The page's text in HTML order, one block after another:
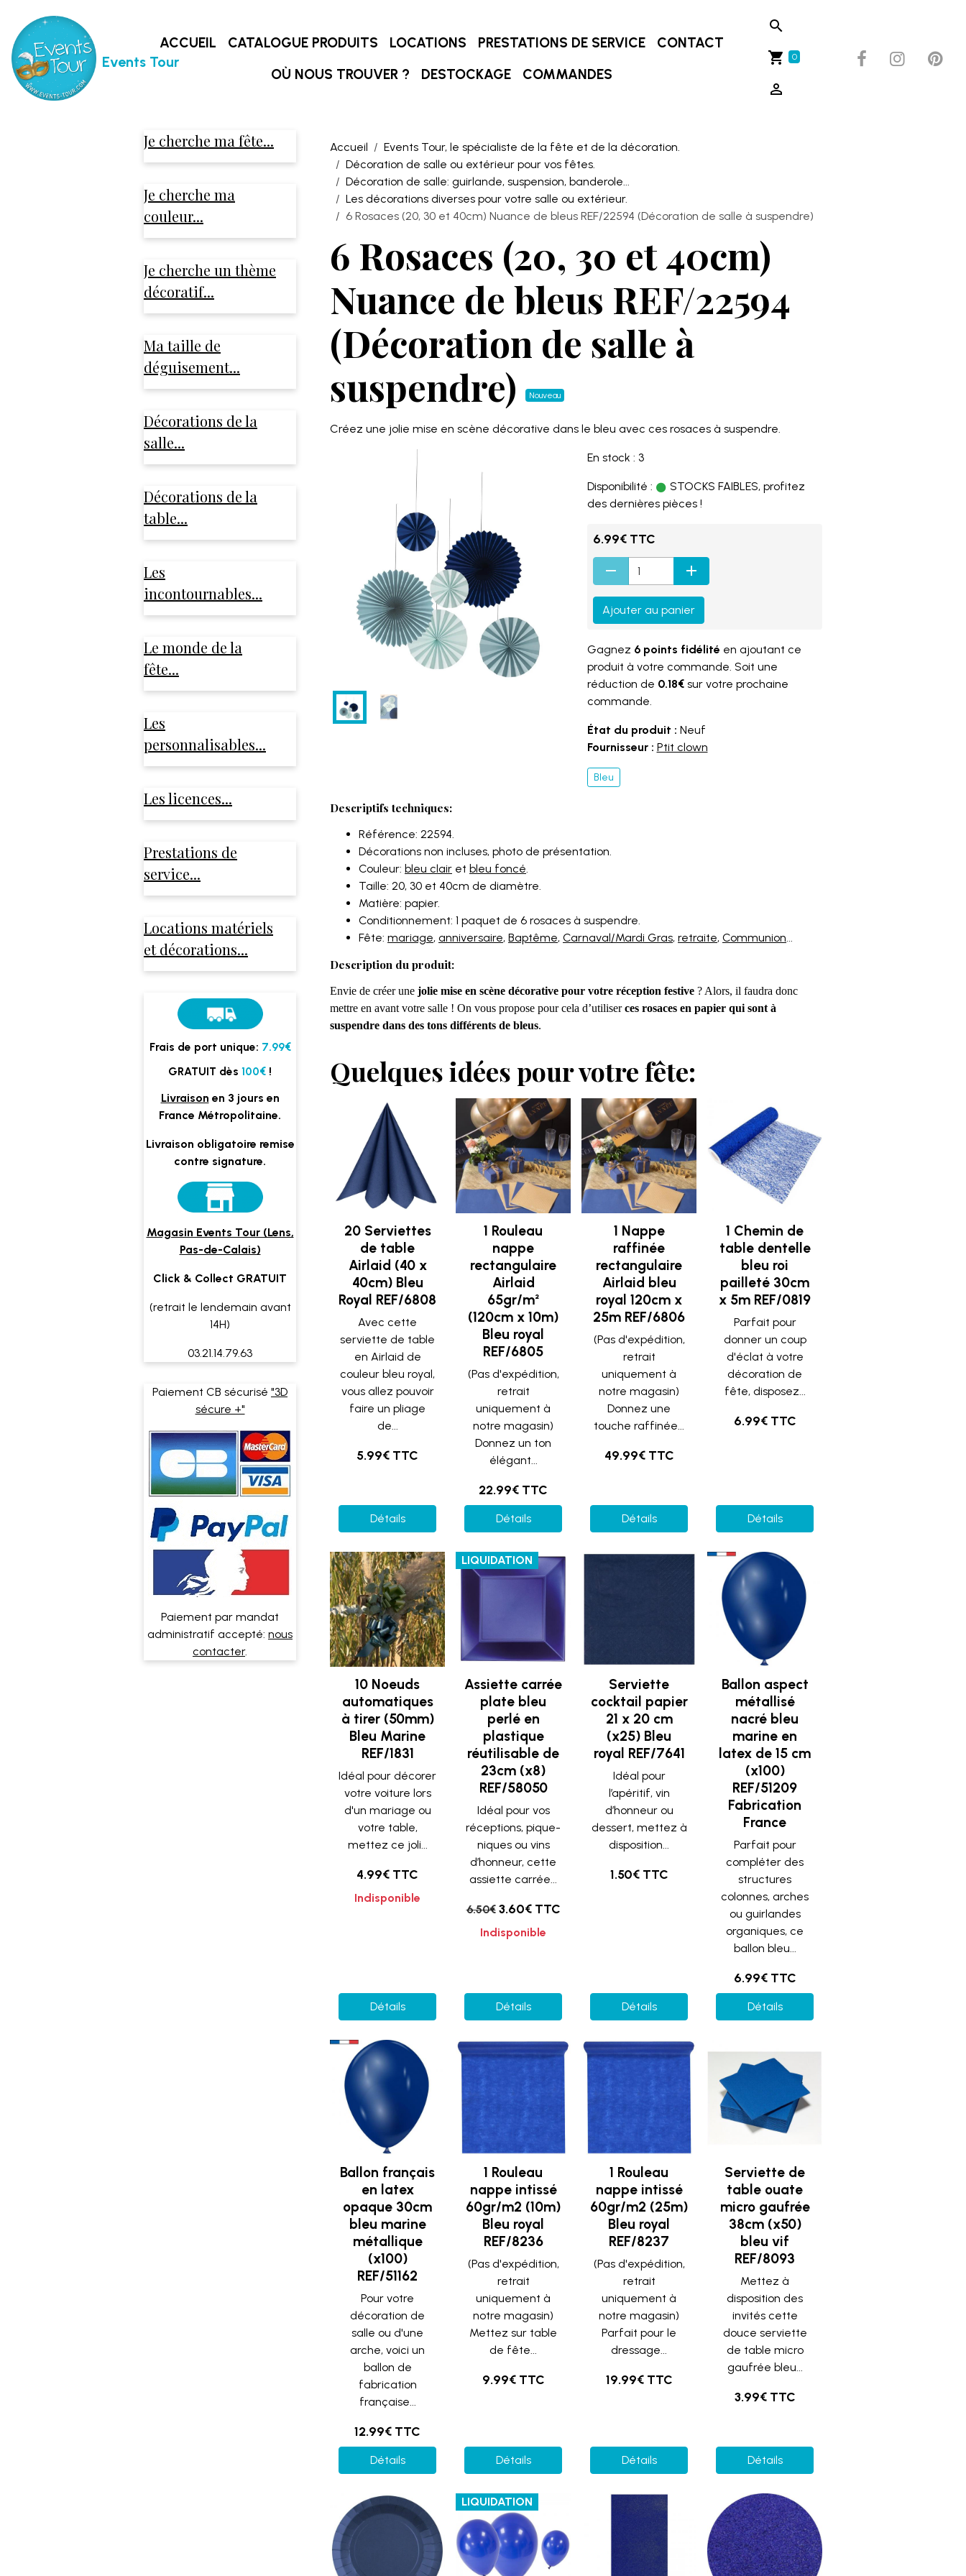
Events Tour
ACCUEIL CATALOGUE PRODUITS LOCATIONS PRESTATIONS DE SERVICE
CONTACT
OÙ NOUS TROUVER ?
DESTOCKAGE COMMANDES
0
Accueil
Events Tour, le spécialiste de la fête et de la décoration.
Décoration de salle ou extérieur pour vos fêtes.
Décoration de salle: guirlande, suspension, banderole...
Les décorations diverses pour votre salle ou extérieur.
6 Rosaces (20, 30 et 40cm) Nuance de bleus REF/22594 (Décoration de salle à suspendre)
6 Rosaces (20, 30 et 40cm)
Nuance de bleus REF/22594
(Décoration de salle à
suspendre)
Nouveau
Créez une jolie mise en scène décorative dans le bleu avec ces rosaces à suspendre.
En stock : 3
Disponibilité :
STOCKS FAIBLES, profitez
des dernières pièces !
6.99€ TTC
Ajouter au panier
Gagnez 6 points fidélité en ajoutant ce
produit à votre commande. Soit une
réduction de 0.18€sur votre prochaine
commande.
État du produit : Neuf
Fournisseur : Ptit clown
Bleu
Descriptifs techniques:
Référence: 22594.
Décorations non incluses, photo de présentation.
Couleur: bleu clair et bleu foncé.
Taille: 20, 30 et 40cm de diamètre.
Matière: papier.
Conditionnement: 1 paquet de 6 rosaces à suspendre.
Fête: mariage, anniversaire, Baptême, Carnaval/Mardi Gras, retraite, Communion...
Description du produit:
Envie de créer une jolie mise en scène décorative pour votre réception festive ? Alors, il faudra donc
mettre en avant votre salle ! On vous propose pour cela d’utiliserces rosaces en papier qui sont à
suspendre dans des tons différents de bleus.
Quelques idées pour votre fête:
20 Serviettes
de table
Airlaid (40 x
40cm) Bleu
Royal REF/6808
Avec cette
serviette de table
en Airlaid de
couleur bleu royal,
vous allez pouvoir
faire un pliage
de...
5.99€ TTC
Détails
1 Rouleau
nappe
rectangulaire
Airlaid
65gr/m²
(120cm x 10m)
Bleu royal
REF/6805
(Pas d'expédition,
retrait
uniquement à
notre magasin)
Donnez un ton
élégant...
22.99€ TTC
Détails
1 Nappe
raffinée
rectangulaire
Airlaid bleu
royal 120cm x
25m REF/6806
(Pas d'expédition,
retrait
uniquement à
notre magasin)
Donnez une
touche raffinée...
49.99€ TTC
Détails
1 Chemin de
table dentelle
bleu roi
pailleté 30cm
x 5m REF/0819
Parfait pour
donner un coup
d'éclat à votre
décoration de
fête, disposez...
6.99€ TTC
Détails
10 Noeuds
automatiques
à tirer (50mm)
Bleu Marine
REF/1831
Idéal pour décorer
votre voiture lors
d'un mariage ou
votre table,
mettez ce joli...
4.99€ TTC
Indisponible
Détails
LIQUIDATION
Assiette carrée
plate bleu
perlé en
plastique
réutilisable de
23cm (x8)
REF/58050
Idéal pour vos
réceptions, pique-
niques ou vins
d’honneur, cette
assiette carrée...
6.50€ 3.60€ TTC
Indisponible
Détails
Serviette
cocktail papier
21 x 20 cm
(x25) Bleu
royal REF/7641
Idéal pour
l’apéritif, vin
d’honneur ou
dessert, mettez à
disposition...
1.50€ TTC
Détails
Ballon aspect
métallisé
nacré bleu
marine en
latex de 15 cm
(x100)
REF/51209
Fabrication
France
Parfait pour
compléter des
structures
colonnes, arches
ou guirlandes
organiques, ce
ballon bleu...
6.99€ TTC
Détails
Ballon français
en latex
opaque 30cm
bleu marine
métallique
(x100)
REF/51162
Pour votre
décoration de
salle ou d'une
arche, voici un
ballon de
fabrication
française...
12.99€ TTC
Détails
1 Rouleau
nappe intissé
60gr/m2 (10m)
Bleu royal
REF/8236
(Pas d'expédition,
retrait
uniquement à
notre magasin)
Mettez sur table
de fête...
9.99€ TTC
Détails
1 Rouleau
nappe intissé
60gr/m2 (25m)
Bleu royal
REF/8237
(Pas d'expédition,
retrait
uniquement à
notre magasin)
Parfait pour le
dressage...
19.99€ TTC
Détails
Serviette de
table ouate
micro gaufrée
38cm (x50)
bleu vif
REF/8093
Mettez à
disposition des
invités cette
douce serviette
de table micro
gaufrée bleu...
3.99€ TTC
Détails
LIQUIDATION
Je cherche ma fête...
Je cherche ma
couleur...
Je cherche un thème
décoratif...
Ma taille de
déguisement...
Décorations de la
salle...
Décorations de la
table...
Les
incontournables...
Le monde de la
fête...
Les
personnalisables...
Les licences...
Prestations de
service...
Locations matériels
et décorations...
Frais de port unique: 7.99€
GRATUIT dès 100€ !
Livraison en 3 jours en
France Métropolitaine.
Livraison obligatoire remise
contre signature.
Magasin Events Tour (Lens,
Pas-de-Calais)
Click & Collect GRATUIT
(retrait le lendemain avant
14H)
03.21.14.79.63
Paiement CB sécurisé "3D
sécure +"
Paiement par mandat
administratif accepté: nous
contacter.